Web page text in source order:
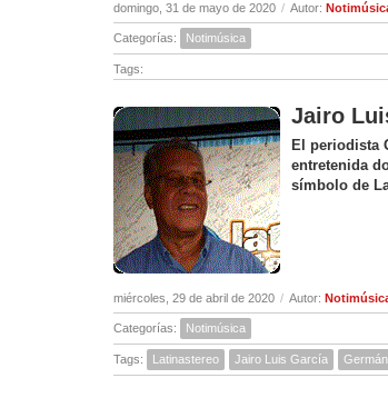
domingo, 31 de mayo de 2020 / Autor:
Categorías: Notimúsica
Tags:
Jairo
El periodista
entretenida
símbolo de
miércoles, 29 de abril de 2020 / Autor:
Categorías: Notimúsica
Tags: Latinastereo Jairo Luis García